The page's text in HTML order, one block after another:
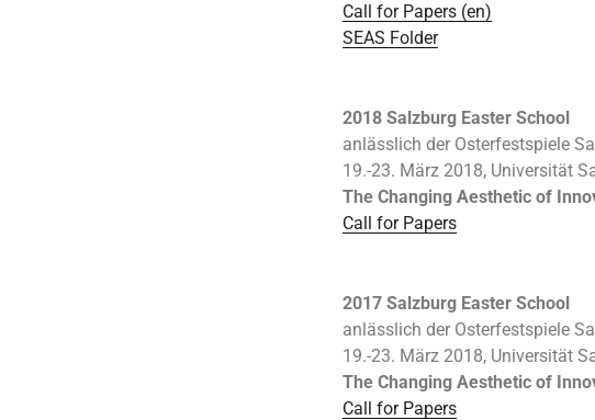
Call for Papers (en)
SEAS Folder
2018 Salzburg Easter School
anlässlich der Osterfestspiele
19.-23. März 2018, Universität
The Changing Aesthetic of
Call for Papers
2017 Salzburg Easter School
anlässlich der Osterfestspiele
19.-23. März 2018, Universität
The Changing Aesthetic of
Call for Papers